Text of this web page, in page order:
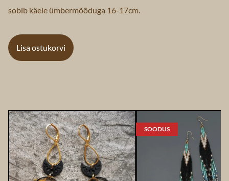
sobib käele ümbermõõduga 16-17cm.
Lisa ostukorvi
SOODUS